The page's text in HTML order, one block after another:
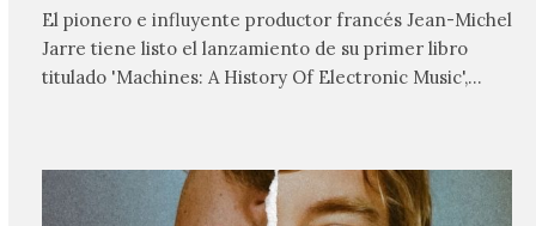
El pionero e influyente productor francés Jean-Michel
Jarre tiene listo el lanzamiento de su primer libro
titulado 'Machines: A History Of Electronic Music',